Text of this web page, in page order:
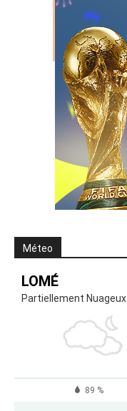
Méteo
LOMÉ
Partiellement Nuageux
89 %